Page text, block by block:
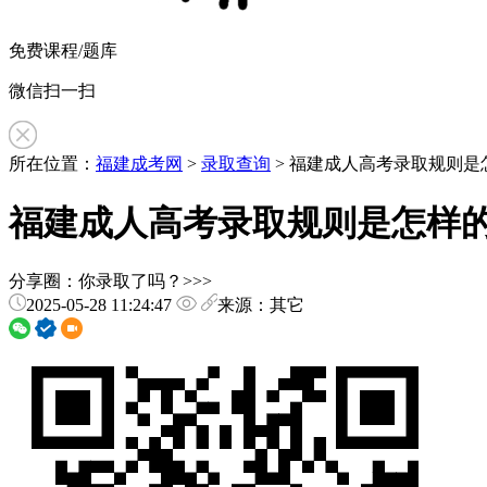
免费课程/题库
微信扫一扫
所在位置： 福建成考网 > 录取查询 > 福建成人高考录取规则是
福建成人高考录取规则是怎样
分享圈：你录取了吗？>>>
2025-05-28 11:24:47
来源：其它